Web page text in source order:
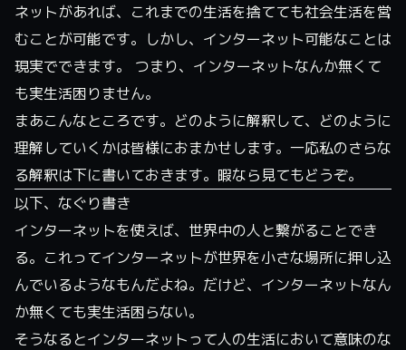
ネットがあれば、これまでの生活を捨てても社会生活を営
むことが可能です。しかし、インターネット可能なことは
現実でできます。 つまり、インターネットなんか無くて
も実生活困りません。
まあこんなところです。どのように解釈して、どのように
理解していくかは皆様におまかせします。一応私のさらな
る解釈は下に書いておきます。暇なら見てもどうぞ。
以下、なぐり書き
インターネットを使えば、世界中の人と繋がることでき
る。これってインターネットが世界を小さな場所に押し込
んでいるようなもんだよね。だけど、インターネットなん
か無くても実生活困らない。
そうなるとインターネットって人の生活において意味のな